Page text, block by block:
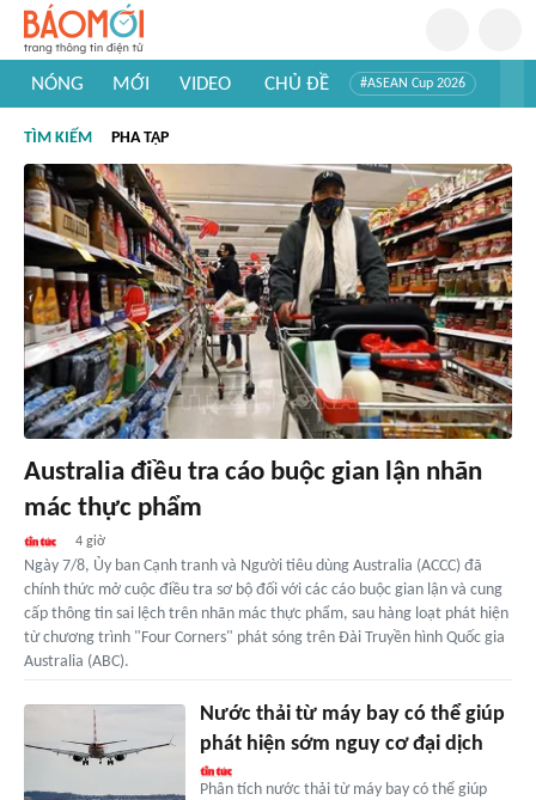
NÓNG MỚI VIDEO CHỦ ĐỀ #ASEAN Cup 2026
#Khám phá thế giới
TÌM KIẾM PHA TẠP
Australia điều tra cáo buộc gian lận nhãn
mác thực phẩm
4 giờ
Ngày 7/8, Ủy ban Cạnh tranh và Người tiêu dùng Australia (ACCC) đã
chính thức mở cuộc điều tra sơ bộ đối với các cáo buộc gian lận và cung
cấp thông tin sai lệch trên nhãn mác thực phẩm, sau hàng loạt phát hiện
từ chương trình "Four Corners" phát sóng trên Đài Truyền hình Quốc gia
Australia (ABC).
Nước thải từ máy bay có thể giúp
phát hiện sớm nguy cơ đại dịch
Phân tích nước thải từ máy bay có thể giúp